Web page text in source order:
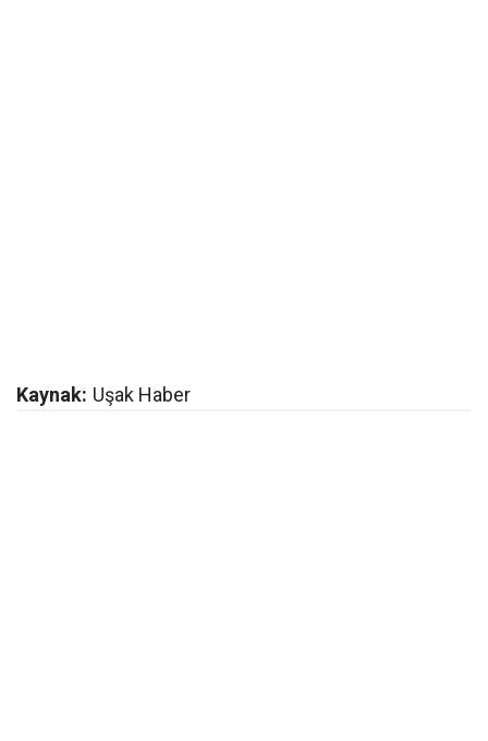
Kaynak: Uşak Haber